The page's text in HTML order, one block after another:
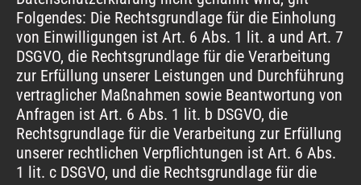
Folgendes: Die Rechtsgrundlage für die Einholung
von Einwilligungen ist Art. 6 Abs. 1 lit. a und Art. 7
DSGVO, die Rechtsgrundlage für die Verarbeitung
zur Erfüllung unserer Leistungen und Durchführung
vertraglicher Maßnahmen sowie Beantwortung von
Anfragen ist Art. 6 Abs. 1 lit. b DSGVO, die
Rechtsgrundlage für die Verarbeitung zur Erfüllung
unserer rechtlichen Verpflichtungen ist Art. 6 Abs.
1 lit. c DSGVO, und die Rechtsgrundlage für die